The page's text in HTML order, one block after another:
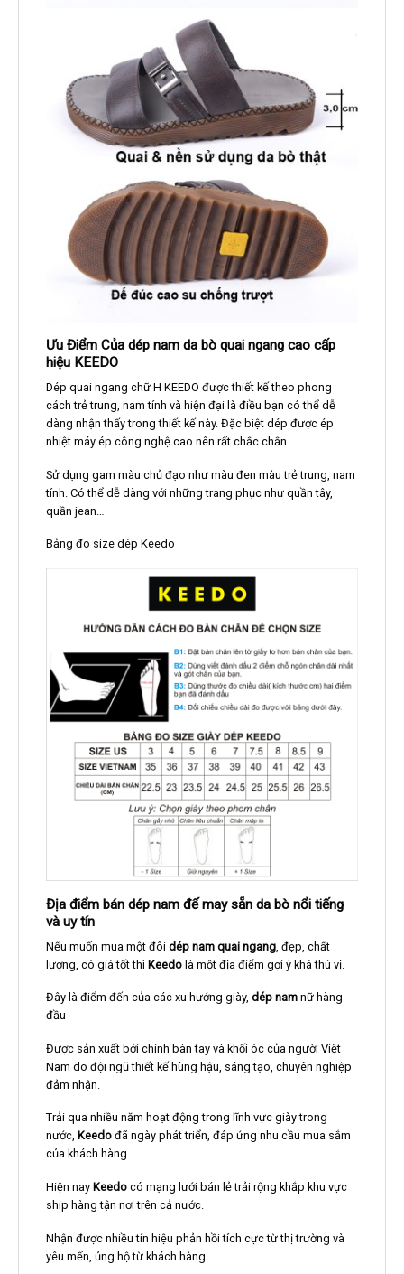
Ưu Điểm Của dép nam da bò quai ngang cao cấp
hiệu KEEDO
Dép quai ngang chữ H KEEDO được thiết kế theo phong
cách trẻ trung, nam tính và hiện đại là điều bạn có thể dễ
dàng nhận thấy trong thiết kế này. Đặc biệt dép được ép
nhiệt máy ép công nghệ cao nên rất chắc chắn.
Sử dụng gam màu chủ đạo như màu đen màu trẻ trung, nam
tính. Có thể dễ dàng với những trang phục như quần tây,
quần jean…
Bảng đo size dép Keedo
Địa điểm bán dép nam đế may sẵn da bò nổi tiếng
và uy tín
Nếu muốn mua một đôi dép nam quai ngang, đẹp, chất
lượng, có giá tốt thì Keedolà một địa điểm gợi ý khá thú vị.
Đây là điểm đến của các xu hướng giày, dép namnữ hàng
đầu
Được sản xuất bởi chính bàn tay và khối óc của người Việt
Nam do đội ngũ thiết kế hùng hậu, sáng tạo, chuyên nghiệp
đảm nhận.
Trải qua nhiều năm hoạt động trong lĩnh vực giày trong
nước, Keedođã ngày phát triển, đáp ứng nhu cầu mua sắm
của khách hàng.
Hiện nay Keedocó mạng lưới bán lẻ trải rộng khắp khu vực
ship hàng tận nơi trên cả nước.
Nhận được nhiều tín hiệu phản hồi tích cực từ thị trường và
yêu mến, ủng hộ từ khách hàng.